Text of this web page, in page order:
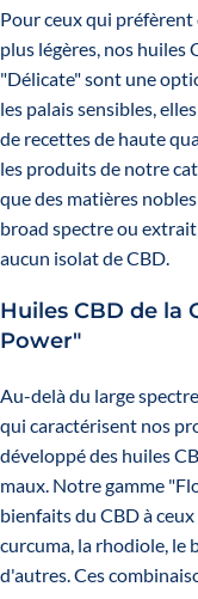
Pour ceux qui préfèrent
plus légères, nos huiles
"Délicate" sont une
les palais sensibles,
de recettes de haute
les produits de notre
que des matières
broad spectre ou
aucun isolat de CBD.
Huiles CBD de la
Power"
Au-delà du large
qui caractérisent nos
développé des huiles
maux. Notre gamme
bienfaits du CBD à
curcuma, la rhodiole, le
d'autres. Ces